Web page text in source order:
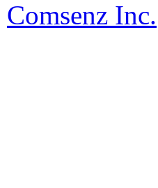
Comsenz Inc.